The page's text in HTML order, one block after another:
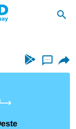
...